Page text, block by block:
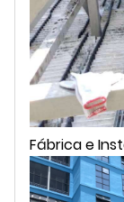
Fábrica e